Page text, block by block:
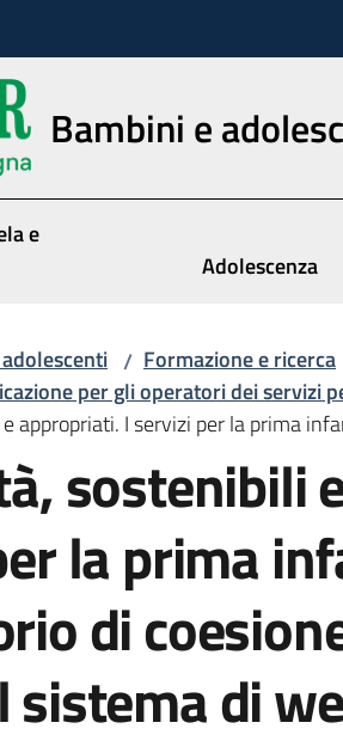
Bambini e
e
Adolescenza
/ Formazione e ricerca
per gli operatori dei servizi
appropriati. I servizi per la prima
sostenibili
la prima
di
sistema di